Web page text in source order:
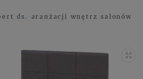
ds. aranżacji wnętrz salonów